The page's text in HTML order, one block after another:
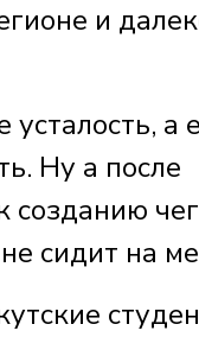
и
усталость, а
Ну а после
созданию
сидит на